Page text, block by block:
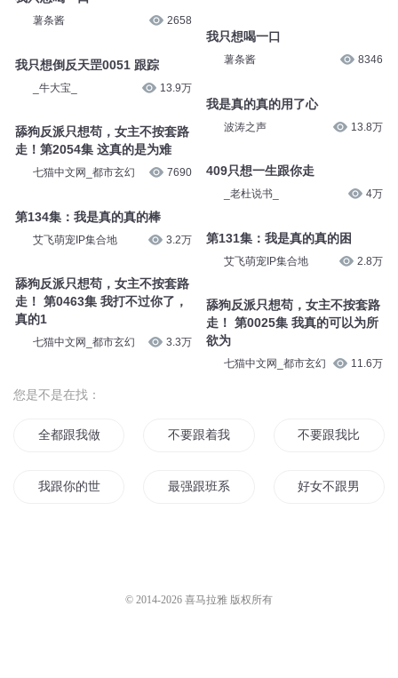
薯条酱 2658
我只想倒反天罡0051 跟踪
_牛大宝_ 13.9万
舔狗反派只想苟，女主不按套路
走！第2054集 这真的是为难
七猫中文网_都市玄幻 7690
第134集：我是真的真的棒
艾飞萌宠IP集合地 3.2万
舔狗反派只想苟，女主不按套路
走！ 第0463集 我打不过你了，
真的1
七猫中文网_都市玄幻 3.3万
我只想喝一口
薯条酱 8346
我是真的真的用了心
波涛之声 13.8万
409只想一生跟你走
_老杜说书_ 4万
第131集：我是真的真的困
艾飞萌宠IP集合地 2.8万
舔狗反派只想苟，女主不按套路
走！ 第0025集 我真的可以为所
欲为
七猫中文网_都市玄幻 11.6万
您是不是在找：
全都跟我做好人 不要跟着我 不要跟我比剑
我跟你的世界 最强跟班系统 好女不跟男斗
© 2014-2026 喜马拉雅 版权所有